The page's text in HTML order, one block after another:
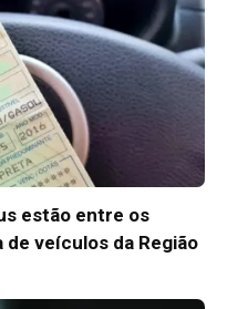
estão entre os
veículos da Região